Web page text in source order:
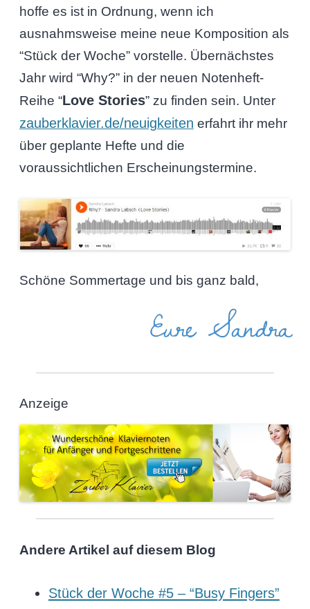
hoffe es ist in Ordnung, wenn ich
ausnahmsweise meine neue Komposition als
“Stück der Woche” vorstelle. Übernächstes
Jahr wird “Why?” in der neuen Notenheft-
Reihe “Love Stories” zu finden sein. Unter
zauberklavier.de/neuigkeiten erfahrt ihr mehr
über geplante Hefte und die
voraussichtlichen Erscheinungstermine.
Schöne Sommertage und bis ganz bald,
Eure Sandra
Anzeige
Andere Artikel auf diesem Blog
Stück der Woche #5 – “Busy Fingers”